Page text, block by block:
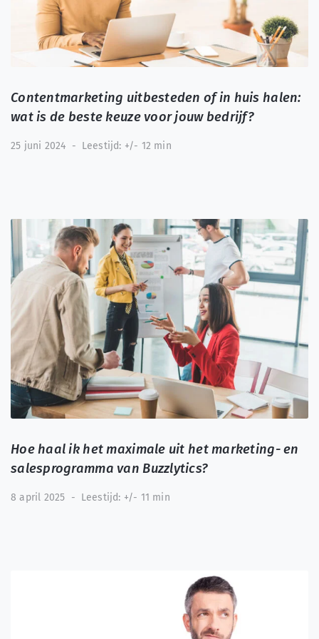
Contentmarketing uitbesteden of in huis halen:
wat is de beste keuze voor jouw bedrijf?
25 juni 2024 - Leestijd: +/- 12 min
Hoe haal ik het maximale uit het marketing- en
salesprogramma van Buzzlytics?
8 april 2025 - Leestijd: +/- 11 min